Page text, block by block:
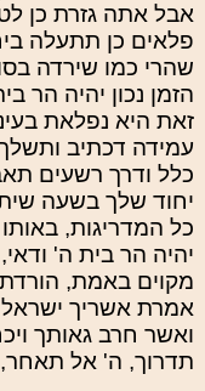
אבל אתה גזרת כן
פלאים כן תתעלה
שהרי כמו שירדה
הזמן נכון יהיה
זאת היא נפלאת
עמידה דכתיב
כלל ודרך רשעים
יחוד שלך בשעה
כל המדריגות,
יהיה הר בית ה'
מקוים באמת,
אמרת אשריך ישראל
ואשר חרב גאותך
תדרוך, ה' אל תאחר,